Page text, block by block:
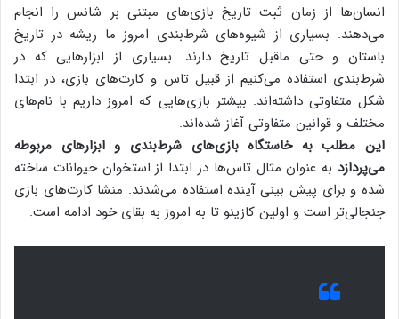
انسان‌ها از زمان ثبت تاریخ بازی‌های مبتنی بر شانس را انجام
می‌دهند. بسیاری از شیوه‌های شرط‌بندی امروز ما ریشه در تاریخ
باستان و حتی ماقبل تاریخ دارند. بسیاری از ابزارهایی که در
شرط‌بندی استفاده می‌کنیم از قبیل تاس و کارت‌های بازی، در ابتدا
شکل متفاوتی داشته‌اند. بیشتر بازی‌هایی که امروز داریم با نام‌های
مختلف و قوانین متفاوتی آغاز شده‌اند.
این مطلب به خاستگاه بازی‌های شرط‌بندی‌ و ابزارهای مربوطه
می‌پردازد به عنوان مثال تاس‌ها در ابتدا از استخوان حیوانات ساخته
شده و برای پیش بینی آینده استفاده می‌شدند. منشا کارت‌های بازی
جنجالی‌تر است و اولین کازینو تا به امروز به بقای خود ادامه است.